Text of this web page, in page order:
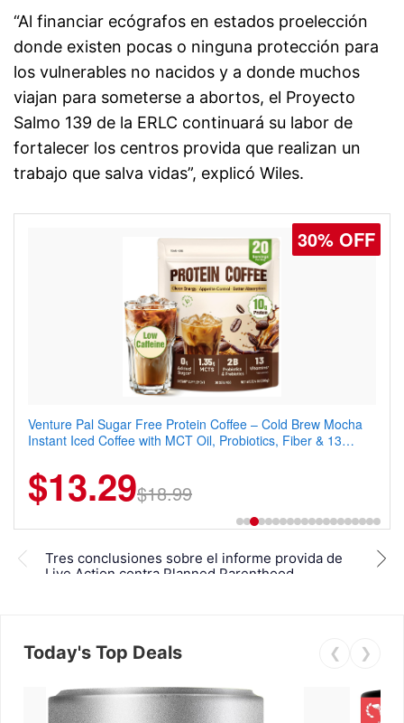
“Al financiar ecógrafos en estados proelección
donde existen pocas o ninguna protección para
los vulnerables no nacidos y a donde muchos
viajan para someterse a abortos, el Proyecto
Salmo 139 de la ERLC continuará su labor de
fortalecer los centros provida que realizan un
trabajo que salva vidas”, explicó Wiles.
30% OFF
Venture Pal Sugar Free Protein Coffee – Cold Brew Mocha
Instant Iced Coffee with MCT Oil, Probiotics, Fiber & 13
$13.29$18.99
Tres conclusiones sobre el informe provida de
Live Action contra Planned Parenthood
Today's Top Deals ❮ ❯